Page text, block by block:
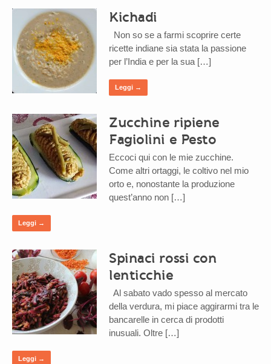
Kichadi
Non so se a farmi scoprire certe
ricette indiane sia stata la passione
per l’India e per la sua […]
Leggi →
Zucchine ripiene
Fagiolini e Pesto
Eccoci qui con le mie zucchine.
Come altri ortaggi, le coltivo nel mio
orto e, nonostante la produzione
quest’anno non […]
Leggi →
Spinaci rossi con
lenticchie
Al sabato vado spesso al mercato
della verdura, mi piace aggirarmi tra le
bancarelle in cerca di prodotti
inusuali. Oltre […]
Leggi →